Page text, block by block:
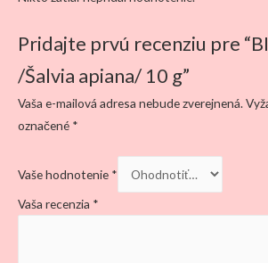
Pridajte prvú recenziu pre
/Šalvia apiana/ 10 g”
Vaša e-mailová adresa nebude zverejnená.
označené *
Vaše hodnotenie *
Vaša recenzia *